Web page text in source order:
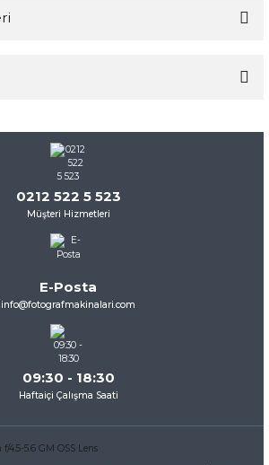
noktaları öneri formunu
iletebilirsiniz.
için teşekkür ederiz.
bozuk veya görüntülenemiyor.
eksik bilgiler bulunuyor.
daha pahalı.
0212 522 5 523
Müşteri Hizmetleri
E-Posta
info@fotografmakinalari.com
09:30 - 18:30
Haftaiçi Çalışma Saati